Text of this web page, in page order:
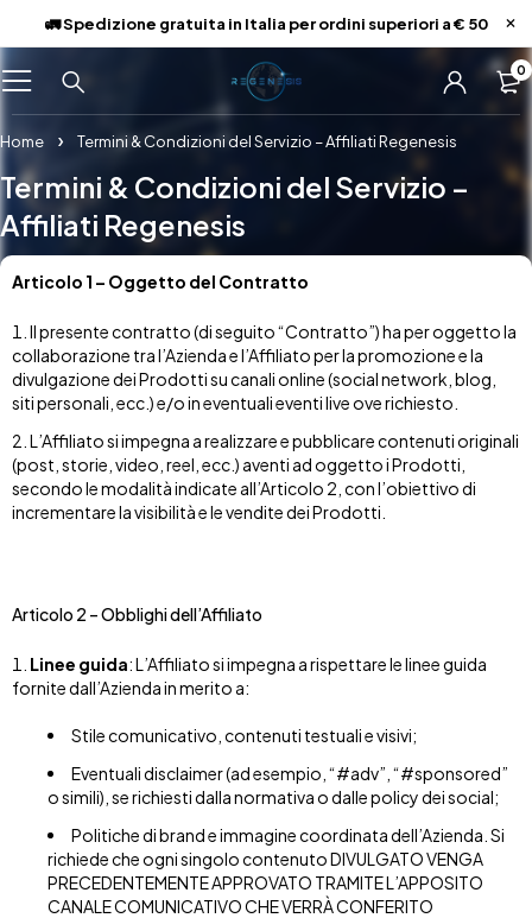
🚛 Spedizione gratuita in Italia per ordini superiori a € 50
0
Home Termini & Condizioni del Servizio – Affiliati Regenesis
Termini & Condizioni del Servizio –
Affiliati Regenesis
Articolo 1 – Oggetto del Contratto
Il presente contratto (di seguito “Contratto”) ha per oggetto la
collaborazione tra l’Azienda e l’Affiliato per la promozione e la
divulgazione dei Prodotti su canali online (social network, blog,
siti personali, ecc.) e/o in eventuali eventi live ove richiesto.
L’Affiliato si impegna a realizzare e pubblicare contenuti originali
(post, storie, video, reel, ecc.) aventi ad oggetto i Prodotti,
secondo le modalità indicate all’Articolo 2, con l’obiettivo di
incrementare la visibilità e le vendite dei Prodotti.
Articolo 2 – Obblighi dell’Affiliato
Linee guida: L’Affiliato si impegna a rispettare le linee guida
fornite dall’Azienda in merito a:
Stile comunicativo, contenuti testuali e visivi;
Eventuali disclaimer (ad esempio, “#adv”, “#sponsored”
o simili), se richiesti dalla normativa o dalle policy dei social;
Politiche di brand e immagine coordinata dell’Azienda. Si
richiede che ogni singolo contenuto DIVULGATO VENGA
PRECEDENTEMENTE APPROVATO TRAMITE L’APPOSITO
CANALE COMUNICATIVO CHE VERRÀ CONFERITO